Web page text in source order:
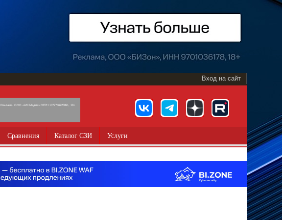
Вход на сайт
Реклама. ООО «АМ Медиа» ОГРН 1077746725891, 18+
Сравнения Каталог СЗИ Услуги